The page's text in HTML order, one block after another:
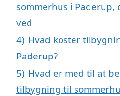
sommerhus i
ved
4) Hvad koster
Paderup?
5) Hvad er med til at
tilbygning til